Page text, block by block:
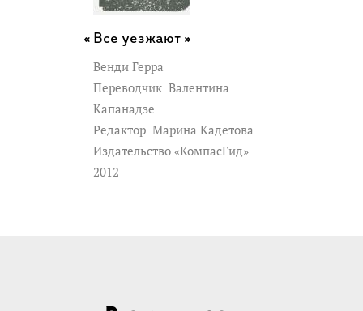
Все уезжают »
Венди Герра
Переводчик Валентина
Капанадзе
Редактор Марина Кадетова
Издательство «КомпасГид»
2012